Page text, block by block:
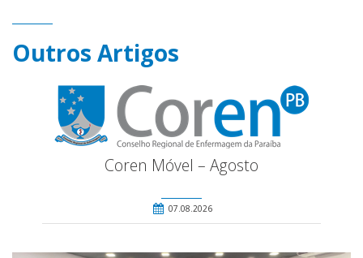
Outros Artigos
Coren Móvel – Agosto
07.08.2026